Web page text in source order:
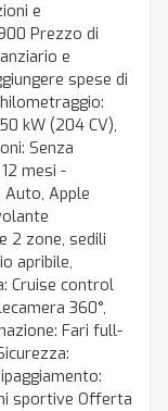
e
Prezzo di
e
spese di
kW (204 CV),
Senza
mesi -
Apple
2 zone, sedili
apribile,
Cruise control
360°,
Fari full-
sportive Offerta